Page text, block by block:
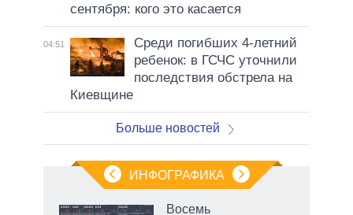
сентября: кого это касается
04:51
Среди погибших 4-летний
ребенок: в ГСЧС уточнили
последствия обстрела на
Киевщине
Больше новостей
ИНФОГРАФИКА
Восемь